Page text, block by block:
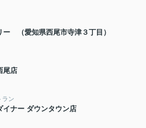
ー （愛知県西尾市寺津３丁目）
尾店
ラン
イナー ダウンタウン店